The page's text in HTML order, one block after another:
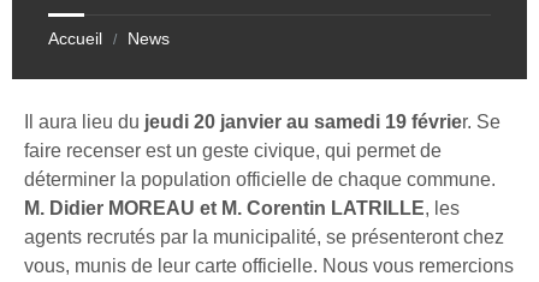
Accueil / News
Il aura lieu du jeudi 20 janvier au samedi 19 février. Se
faire recenser est un geste civique, qui permet de
déterminer la population officielle de chaque commune.
M. Didier MOREAU et M. Corentin LATRILLE, les
agents recrutés par la municipalité, se présenteront chez
vous, munis de leur carte officielle. Nous vous remercions